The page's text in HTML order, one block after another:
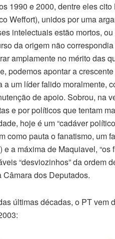
1990 e 2000, dentre eles
Weffort), unidos por uma
intelectuais estão mortos,
da origem não
amplamente no mérito das
podemos apontar a
um líder falido moralmente,
de apoio. Sobrou, na
e por políticos que tentam
hoje é um “cadáver
como pauta o fanatismo, um
e a máxima de Maquiavel,
“desviozinhos” da ordem
dos Deputados.
últimas décadas, o PT